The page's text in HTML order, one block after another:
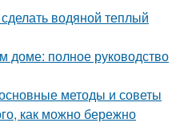
водяной теплый
доме: полное руководство
методы и советы
как можно бережно